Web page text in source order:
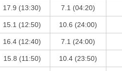
17.9 (13:30) 7.1 (04:20)
15.1 (12:50) 10.6 (24:00)
16.4 (12:40) 7.1 (24:00)
15.8 (11:50) 10.4 (23:50)